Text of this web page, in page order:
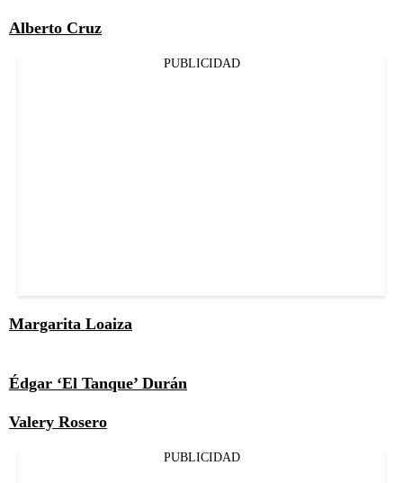
Alberto Cruz
PUBLICIDAD
Margarita Loaiza
Édgar ‘El Tanque’ Durán
Valery Rosero
PUBLICIDAD